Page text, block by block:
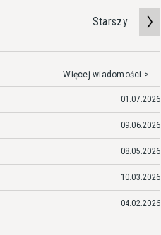
Starszy
Więcej wiadomości >
01.07.2026
09.06.2026
08.05.2026
10.03.2026
04.02.2026